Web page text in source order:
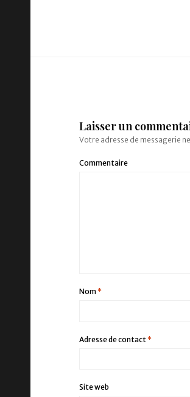
Laisser un
Votre adresse de messagerie
Commentaire
Nom*
Adresse de contact*
Site web